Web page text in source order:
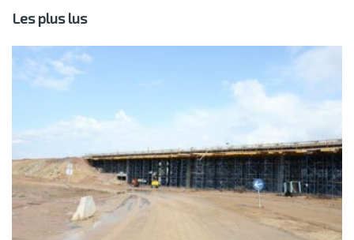
Les plus lus